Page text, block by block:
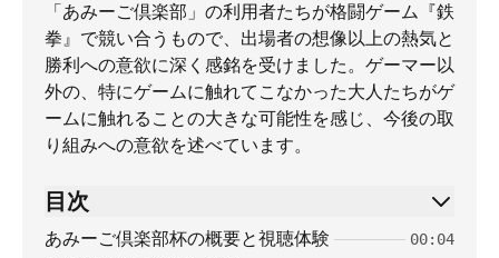
「あみーご倶楽部」の利用者たちが格闘ゲーム『鉄
拳』で競い合うもので、出場者の想像以上の熱気と
勝利への意欲に深く感銘を受けました。ゲーマー以
外の、特にゲームに触れてこなかった大人たちがゲ
ームに触れることの大きな可能性を感じ、今後の取
り組みへの意欲を述べています。
目次
あみーご倶楽部杯の概要と視聴体験 00:04